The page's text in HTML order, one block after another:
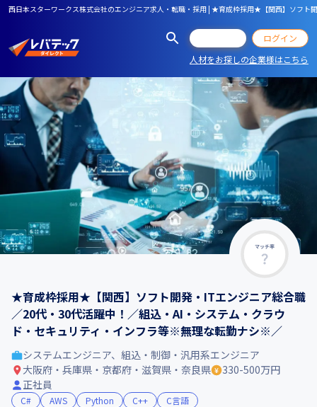
西日本スターワークス株式会社のエンジニア求人・転職・採用 | ★育成枠採用★【関西】ソフ
ログイン
人材をお探しの企業様はこちら
マッチ率
★育成枠採用★【関西】ソフト開発・ITエンジニア総合職
／20代・30代活躍中！／組込・AI・システム・クラウ
ド・セキュリティ・インフラ等※無理な転勤ナシ※／
システムエンジニア、組込・制御・汎用系エンジニア
大阪府・兵庫県・京都府・滋賀県・奈良県
330-500万円
正社員
C# AWS Python C++
C言語